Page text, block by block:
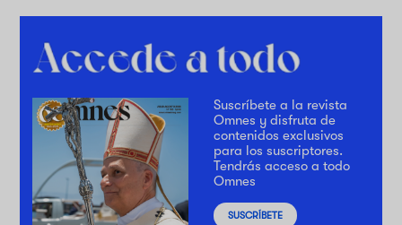
Suscríbete a la revista
Omnes y disfruta de
contenidos exclusivos
para los suscriptores.
Tendrás acceso a todo
Omnes
SUSCRÍBETE